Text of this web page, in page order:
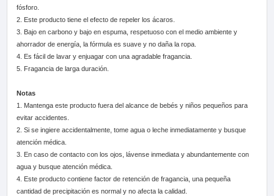
fósforo.
2. Este producto tiene el efecto de repeler los ácaros.
3. Bajo en carbono y bajo en espuma, respetuoso con el medio ambiente y
ahorrador de energía, la fórmula es suave y no daña la ropa.
4. Es fácil de lavar y enjuagar con una agradable fragancia.
5. Fragancia de larga duración.
Notas
1. Mantenga este producto fuera del alcance de bebés y niños pequeños para
evitar accidentes.
2. Si se ingiere accidentalmente, tome agua o leche inmediatamente y busque
atención médica.
3. En caso de contacto con los ojos, lávense inmediata y abundantemente con
agua y busque atención médica.
4. Este producto contiene factor de retención de fragancia, una pequeña
cantidad de precipitación es normal y no afecta la calidad.